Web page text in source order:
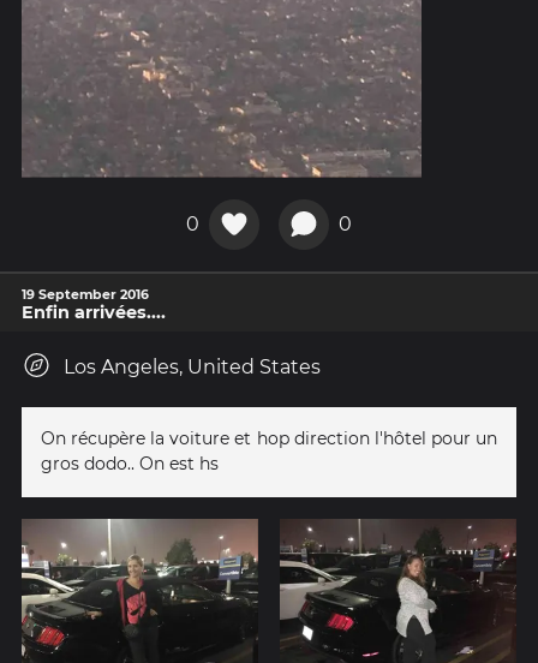
0 0
19 September 2016
Enfin arrivées....
Los Angeles, United States
On récupère la voiture et hop direction l'hôtel pour un
gros dodo.. On est hs